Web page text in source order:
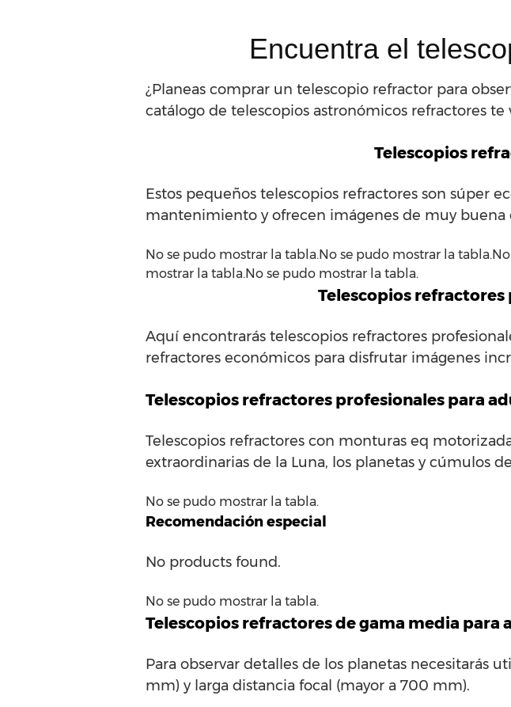
Encuentra el
¿Planeas comprar un telescopio refractor para
catálogo de telescopios astronómicos refractores te
Telescopios
Estos pequeños telescopios refractores son súper
mantenimiento y ofrecen imágenes de muy buena
No se pudo mostrar la tabla.No se pudo mostrar la
mostrar la tabla.No se pudo mostrar la tabla.
Telescopios refractores
Aquí encontrarás telescopios refractores
refractores económicos para disfrutar imágenes
Telescopios refractores profesionales para
Telescopios refractores con monturas eq
extraordinarias de la Luna, los planetas y cúmulos
No se pudo mostrar la tabla.
Recomendación especial
No products found.
No se pudo mostrar la tabla.
Telescopios refractores de gama media para
Para observar detalles de los planetas necesitarás
mm) y larga distancia focal (mayor a 700 mm).